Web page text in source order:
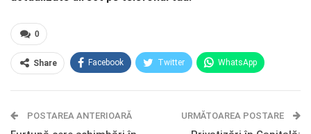
0
Share Facebook Twitter WhatsApp
Telegram OK.ru
POSTAREA ANTERIOARĂ URMĂTOAREA POSTARE